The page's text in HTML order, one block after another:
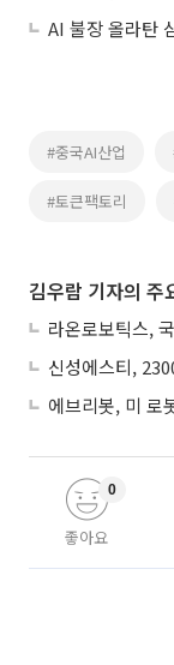
#중국AI산업
#토큰팩토리
김우람 기자의 주
좋아요
0